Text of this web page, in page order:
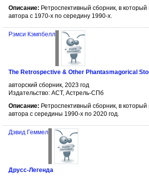
Описание: Ретроспективный сборник, в
автора с 1970-х по середину 1990-х.
Рэмси Кэмпбелл
The Retrospective & Other Phantasmagorical
авторский сборник, 2023 год
Издательство: АСТ, Астрель-СПб
Описание: Ретроспективный сборник, в
автора с середины 1990-х по 2020 год.
Дэвид Геммел
Друсс-Легенда